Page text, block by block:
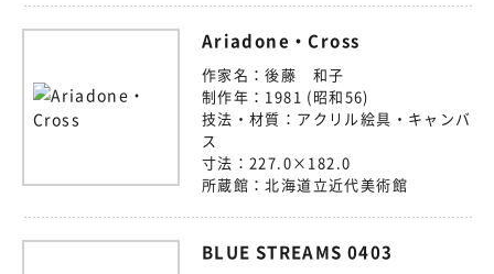
Ariadone・Cross
作家名：後藤 和子
制作年： 1981 (昭和56)
技法・材質： アクリル絵具・キャンバ
ス
寸法： 227.0×182.0
所蔵館：北海道立近代美術館
BLUE STREAMS 0403